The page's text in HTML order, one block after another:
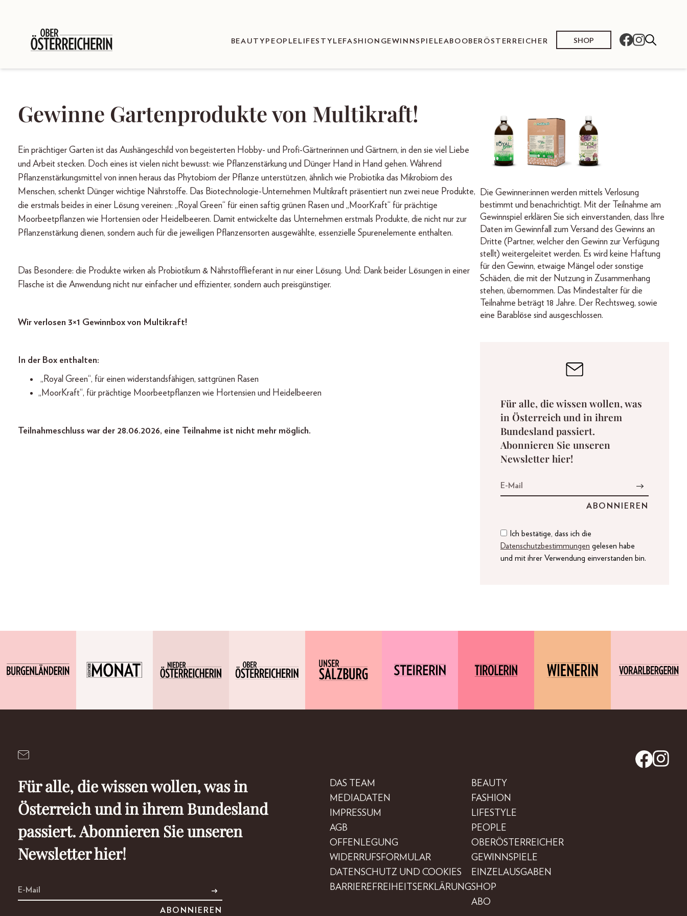
BEAUTY PEOPLE LIFESTYLEFASHION GEWINNSPIELEABO OBERÖSTERREICHER SHOP
Gewinne Gartenprodukte von Multikraft!
Ein prächtiger Garten ist das Aushängeschild von begeisterten Hobby- und Profi-Gärtnerinnen und Gärtnern, in den sie viel Liebe
und Arbeit stecken. Doch eines ist vielen nicht bewusst: wie Pflanzenstärkung und Dünger Hand in Hand gehen. Während
Pflanzenstärkungsmittel von innen heraus das Phytobiom der Pflanze unterstützen, ähnlich wie Probiotika das Mikrobiom des
Menschen, schenkt Dünger wichtige Nährstoffe. Das Biotechnologie-Unternehmen Multikraft präsentiert nun zwei neue Produkte,
die erstmals beides in einer Lösung vereinen: „Royal Green“ für einen saftig grünen Rasen und „MoorKraft“ für prächtige
Moorbeetpflanzen wie Hortensien oder Heidelbeeren. Damit entwickelte das Unternehmen erstmals Produkte, die nicht nur zur
Pflanzenstärkung dienen, sondern auch für die jeweiligen Pflanzensorten ausgewählte, essenzielle Spurenelemente enthalten.
Das Besondere: die Produkte wirken als Probiotikum & Nährstofflieferant in nur einer Lösung. Und: Dank beider Lösungen in einer
Flasche ist die Anwendung nicht nur einfacher und effizienter, sondern auch preisgünstiger.
Wir verlosen 3×1 Gewinnbox von Multikraft!
In der Box enthalten:
„Royal Green“, für einen widerstandsfähigen, sattgrünen Rasen
„MoorKraft“, für prächtige Moorbeetpflanzen wie Hortensien und Heidelbeeren
Teilnahmeschluss war der 28.06.2026, eine Teilnahme ist nicht mehr möglich.
Die Gewinner:innen werden mittels Verlosung
bestimmt und benachrichtigt. Mit der Teilnahme am
Gewinnspiel erklären Sie sich einverstanden, dass Ihre
Daten im Gewinnfall zum Versand des Gewinns an
Dritte (Partner, welcher den Gewinn zur Verfügung
stellt) weitergeleitet werden. Es wird keine Haftung
für den Gewinn, etwaige Mängel oder sonstige
Schäden, die mit der Nutzung in Zusammenhang
stehen, übernommen. Das Mindestalter für die
Teilnahme beträgt 18 Jahre. Der Rechtsweg, sowie
eine Barablöse sind ausgeschlossen.
Für alle, die wissen wollen, was
in Österreich und in ihrem
Bundesland passiert.
Abonnieren Sie unseren
Newsletter hier!
Ich bestätige, dass ich die
Datenschutzbestimmungen gelesen habe
und mit ihrer Verwendung einverstanden bin.
Für alle, die wissen wollen, was in
Österreich und in ihrem Bundesland
passiert. Abonnieren Sie unseren
Newsletter hier!
DAS TEAM
MEDIADATEN
IMPRESSUM
AGB
OFFENLEGUNG
WIDERRUFSFORMULAR
DATENSCHUTZ UND COOKIES
BARRIEREFREIHEITSERKLÄRUNG
BEAUTY
FASHION
LIFESTYLE
PEOPLE
OBERÖSTERREICHER
GEWINNSPIELE
EINZELAUSGABEN
SHOP
ABO